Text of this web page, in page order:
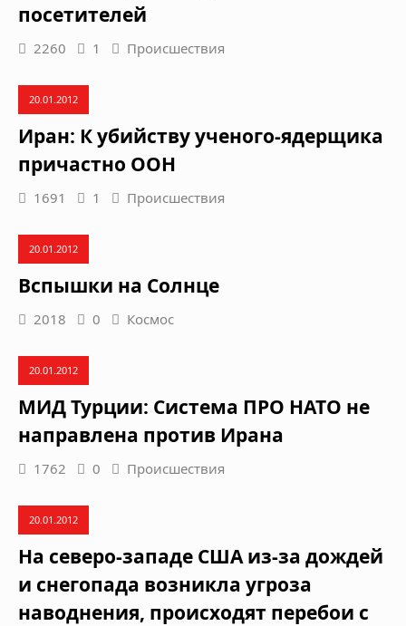
посетителей
2260 1 Происшествия
20.01.2012
Иран: К убийству ученого-ядерщика
причастно ООН
1691 1 Происшествия
20.01.2012
Вспышки на Солнце
2018 0 Космос
20.01.2012
МИД Турции: Система ПРО НАТО не
направлена против Ирана
1762 0 Происшествия
20.01.2012
На северо-западе США из-за дождей
и снегопада возникла угроза
наводнения, происходят перебои с